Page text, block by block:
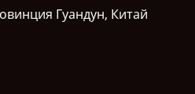
Гуандун, Китай